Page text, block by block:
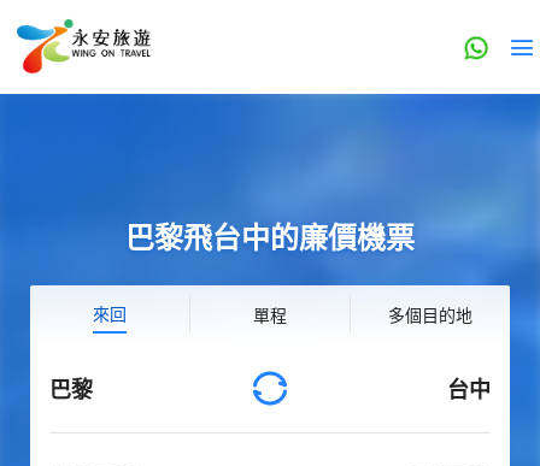
巴黎飛台中的廉價機票
來回 單程 多個目的地
巴黎 台中